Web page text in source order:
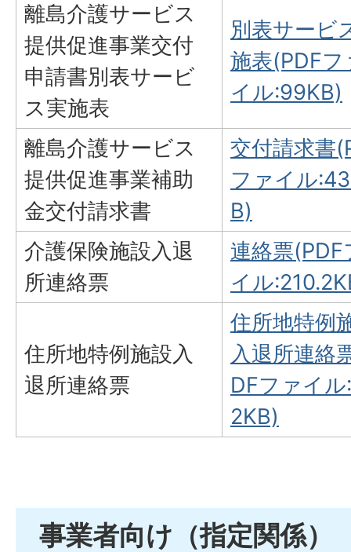
離島介護サービス
提供促進事業交付
申請書別表サービ
ス実施表
別表サービ
施表(PDFフ
イル:99KB)
離島介護サービス
提供促進事業補助
金交付請求書
交付請求書
ファイル
B)
介護保険施設入退
所連絡票
連絡票(PDF
イル
住所地特例施設入
退所連絡票
住所地特例
入退所連絡
DFファイ
2KB)
事業者向け（指定関係）